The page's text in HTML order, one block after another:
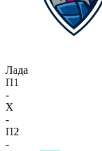
Лада
П1
-
X
-
П2
-